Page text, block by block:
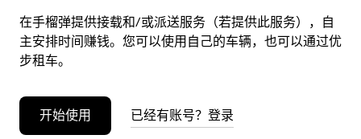
在手榴弹提供接载和/或派送服务（若提供此服务），自
主安排时间赚钱。您可以使用自己的车辆，也可以通过优
步租车。
开始使用 已经有账号？登录